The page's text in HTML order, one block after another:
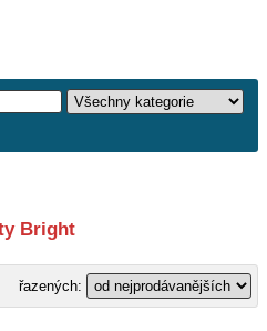
Bright
řazených: